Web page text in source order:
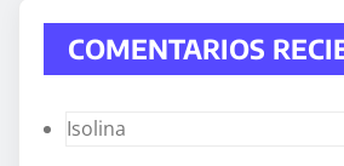
COMENTARIOS
Isolina